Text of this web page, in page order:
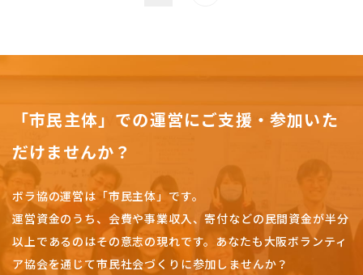
「市民主体」での運営にご支援・参加いた
だけませんか？
ボラ協の運営は「市民主体」です。
運営資金のうち、会費や事業収入、寄付などの民間資金が半分
以上であるのはその意志の現れです。 あなたも大阪ボランティ
ア協会を通じて市民社会づくりに参加しませんか？